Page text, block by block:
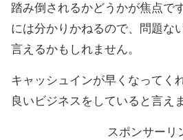
踏み倒されるかどうかが焦点で
には分かりかねるので、問題な
言えるかもしれません。
キャッシュインが早くなってく
良いビジネスをしていると言え
スポンサーリ